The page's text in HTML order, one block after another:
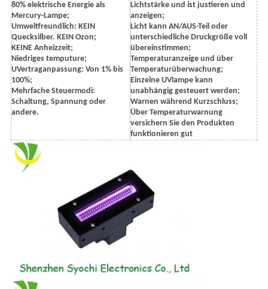
80% elektrische Energie als
Mercury-Lampe;
Umweltfreundlich: KEIN
Quecksilber. KEIN Ozon;
KEINE Anheizzeit;
Niedriges temputure;
UVertraganpassung: Von 1% bis
100%;
Mehrfache Steuermodi:
Schaltung, Spannung oder
andere.
Lichtstärke und ist justieren und
anzeigen;
Licht kann AN/AUS-Teil oder
unterschiedliche Druckgröße voll
übereinstimmen;
Temperaturanzeige und über
Temperaturüberwachung;
Einzelne UVlampe kann
unabhängig gesteuert werden;
Warnen während Kurzschluss;
Über Temperaturwarnung
versichern Sie den Produkten
funktionieren gut